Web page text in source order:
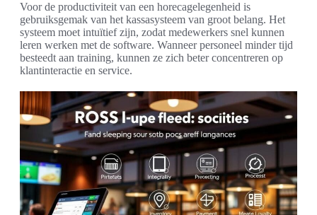
Voor de productiviteit van een horecagelegenheid is
gebruiksgemak van het kassasysteem van groot belang. Het
systeem moet intuïtief zijn, zodat medewerkers snel kunnen
leren werken met de software. Wanneer personeel minder tijd
besteedt aan training, kunnen ze zich beter concentreren op
klantinteractie en service.